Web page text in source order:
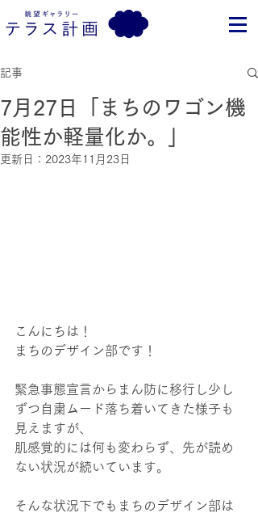
記事
7月27日「まちのワゴン機
能性か軽量化か。」
更新日： 2023年11月23日
こんにちは！
まちのデザイン部です！
緊急事態宣言からまん防に移行し少し
ずつ自粛ムード落ち着いてきた様子も
見えますが、
肌感覚的には何も変わらず、先が読め
ない状況が続いています。
そんな状況下でもまちのデザイン部は